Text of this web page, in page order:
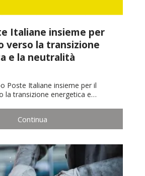
Italiane insieme per
verso la transizione
e la neutralità
Poste Italiane insieme per il
la transizione energetica e…
Continua